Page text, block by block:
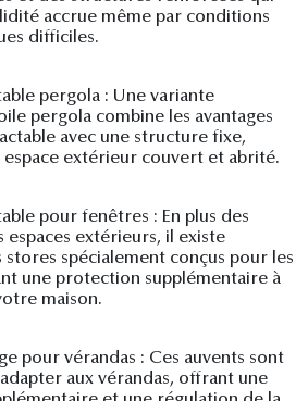
accrue même par conditions
difficiles.
pergola : Une variante
pergola combine les avantages
avec une structure fixe,
espace extérieur couvert et abrité.
pour fenêtres : En plus des
espaces extérieurs, il existe
stores spécialement conçus pour les
une protection supplémentaire à
maison.
pour vérandas : Ces auvents sont
aux vérandas, offrant une